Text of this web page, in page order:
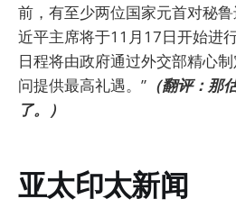
前，有至少两位国家元首对秘
近平主席将于11月17日开始进
日程将由政府通过外交部精心
问提供最高礼遇。” （翻评：那
了。）
亚太印太新闻